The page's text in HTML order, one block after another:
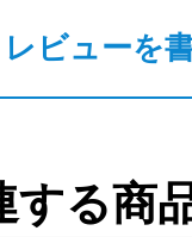
レビューを
する商